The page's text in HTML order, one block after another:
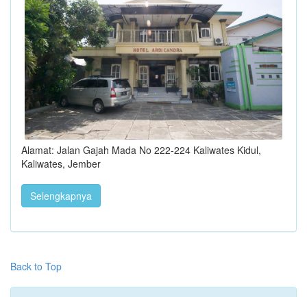
Alamat: Jalan Gajah Mada No 222-224 Kaliwates Kidul,
Kaliwates, Jember
Selengkapnya
Back to Top